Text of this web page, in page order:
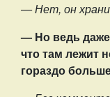
— Нет, он
— Но ведь
что там лежит
гораздо